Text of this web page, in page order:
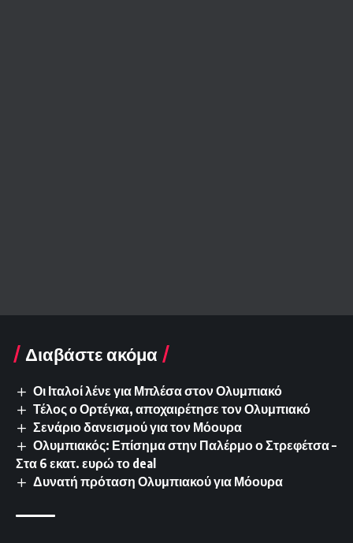
Διαβάστε ακόμα
Οι Ιταλοί λένε για Μπλέσα στον Ολυμπιακό
Τέλος ο Ορτέγκα, αποχαιρέτησε τον Ολυμπιακό
Σενάριο δανεισμού για τον Μόουρα
Ολυμπιακός: Επίσημα στην Παλέρμο ο Στρεφέτσα –
Στα 6 εκατ. ευρώ το deal
Δυνατή πρόταση Ολυμπιακού για Μόουρα